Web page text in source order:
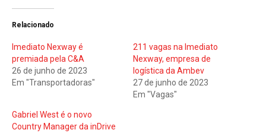
Relacionado
Imediato Nexway é
premiada pela C&A
26 de junho de 2023
Em "Transportadoras"
211 vagas na Imediato
Nexway, empresa de
logística da Ambev
27 de junho de 2023
Em "Vagas"
Gabriel West é o novo
Country Manager da inDrive